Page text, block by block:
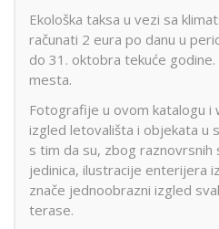
Ekološka taksa u vezi sa
računati 2 eura po danu u
do 31. oktobra tekuće godine.
mesta.
Fotografije u ovom katalogu i
izgled letovališta i objekata u
s tim da su, zbog
jedinica, ilustracije enterijera
znače jednoobrazni izgled
terase.